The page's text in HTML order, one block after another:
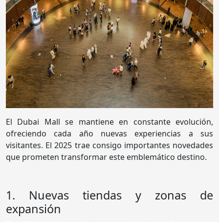
El Dubai Mall se mantiene en constante evolución,
ofreciendo cada año nuevas experiencias a sus
visitantes. El 2025 trae consigo importantes novedades
que prometen transformar este emblemático destino.
1. Nuevas tiendas y zonas de
expansión